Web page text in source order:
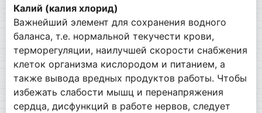
Калий (калия хлорид)
Важнейший элемент для сохранения водного
баланса, т.е. нормальной текучести крови,
терморегуляции, наилучшей скорости снабжения
клеток организма кислородом и питанием, а
также вывода вредных продуктов работы. Чтобы
избежать слабости мышц и перенапряжения
сердца, дисфункций в работе нервов, следует